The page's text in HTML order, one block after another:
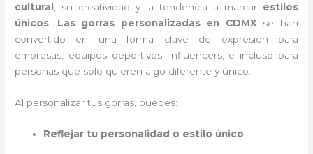
cultural
, su creatividad y la tendencia a marcar estilos
únicos
Las gorras personalizadas en CDMX se han
convertido en una forma clave de expresión para
empresas, equipos deportivos, influencers, e incluso para
personas que solo quieren algo diferente y único.
Al personalizar tus gorras, puedes:
Reflejar tu personalidad o estilo único